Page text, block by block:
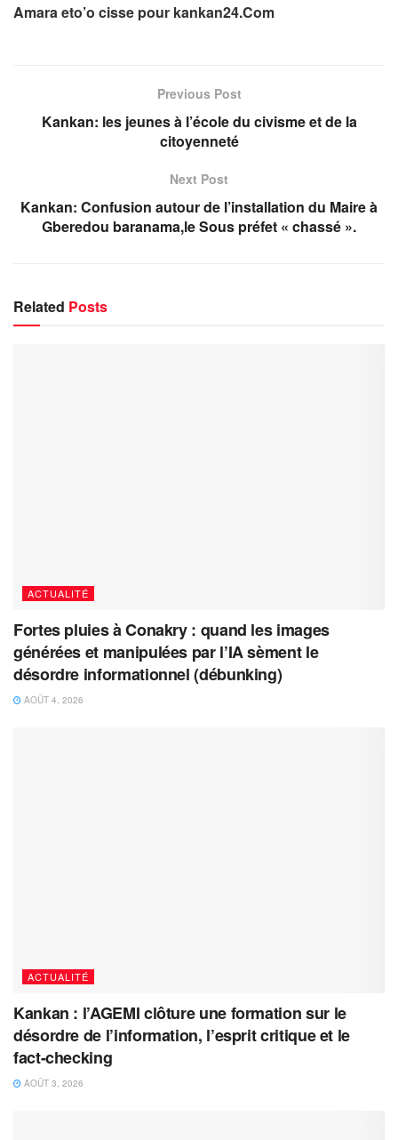
Amara eto’o cisse pour kankan24.Com
Previous Post
Kankan: les jeunes à l’école du civisme et de la
citoyenneté
Next Post
Kankan: Confusion autour de l’installation du Maire à
Gberedou baranama,le Sous préfet « chassé ».
Related Posts
ACTUALITÉ
Fortes pluies à Conakry : quand les images
générées et manipulées par l’IA sèment le
désordre informationnel (débunking)
AOÛT 4, 2026
ACTUALITÉ
Kankan : l’AGEMI clôture une formation sur le
désordre de l’information, l’esprit critique et le
fact-checking
AOÛT 3, 2026